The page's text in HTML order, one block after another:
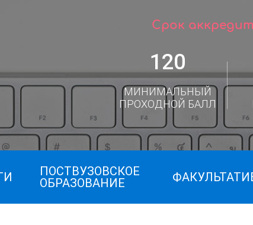
Срок
120
МИНИМАЛЬНЫЙ
ПРОХОДНОЙ БАЛЛ
ПОСТВУЗОВСКОЕ
ОБРАЗОВАНИЕ